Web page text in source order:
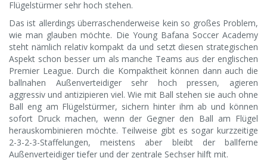
Flügelstürmer sehr hoch stehen.
Das ist allerdings überraschenderweise kein so großes Problem,
wie man glauben möchte. Die Young Bafana Soccer Academy
steht nämlich relativ kompakt da und setzt diesen strategischen
Aspekt schon besser um als manche Teams aus der englischen
Premier League. Durch die Kompaktheit können dann auch die
ballnahen Außenverteidiger sehr hoch pressen, agieren
aggressiv und antizipieren viel. Wie mit Ball stehen sie auch ohne
Ball eng am Flügelstürmer, sichern hinter ihm ab und können
sofort Druck machen, wenn der Gegner den Ball am Flügel
herauskombinieren möchte. Teilweise gibt es sogar kurzzeitige
2-3-2-3-Staffelungen, meistens aber bleibt der ballferne
Außenverteidiger tiefer und der zentrale Sechser hilft mit.